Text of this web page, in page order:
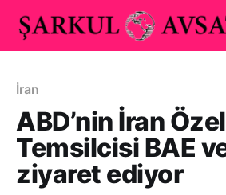
İran
ABD’nin İran Özel
Temsilcisi BAE
ziyaret ediyor